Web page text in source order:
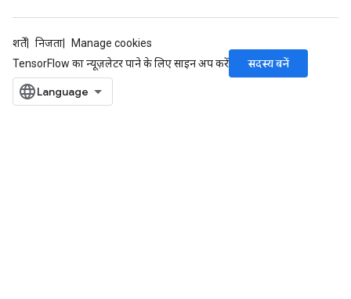
शर्तें निजता
Manage cookies
TensorFlow का न्यूज़लेटर पाने के लिए साइन अप करें
सदस्य बनें